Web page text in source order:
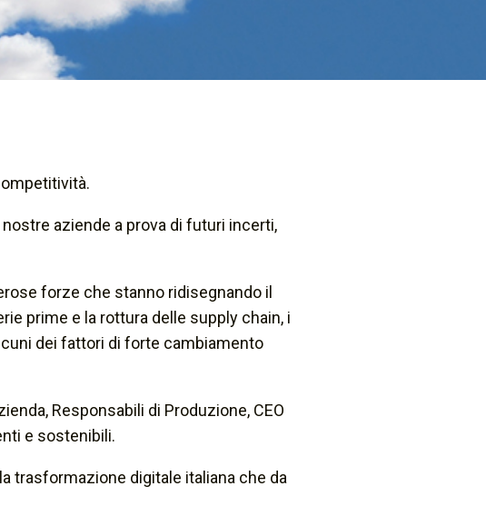
aziende a prova di futuri incerti,
forze che stanno ridisegnando il
prime e la rottura delle supply chain, i
dei fattori di forte cambiamento
Responsabili di Produzione, CEO
e sostenibili.
trasformazione digitale italiana che da